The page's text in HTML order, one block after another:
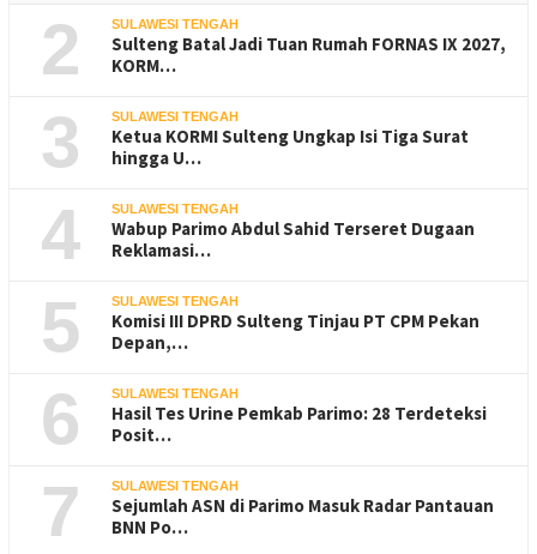
2 SULAWESI TENGAH
Sulteng Batal Jadi Tuan Rumah FORNAS IX 2027,
KORM…
3 SULAWESI TENGAH
Ketua KORMI Sulteng Ungkap Isi Tiga Surat
hingga U…
4 SULAWESI TENGAH
Wabup Parimo Abdul Sahid Terseret Dugaan
Reklamasi…
5 SULAWESI TENGAH
Komisi III DPRD Sulteng Tinjau PT CPM Pekan
Depan,…
6 SULAWESI TENGAH
Hasil Tes Urine Pemkab Parimo: 28 Terdeteksi
Posit…
7 SULAWESI TENGAH
Sejumlah ASN di Parimo Masuk Radar Pantauan
BNN Po…